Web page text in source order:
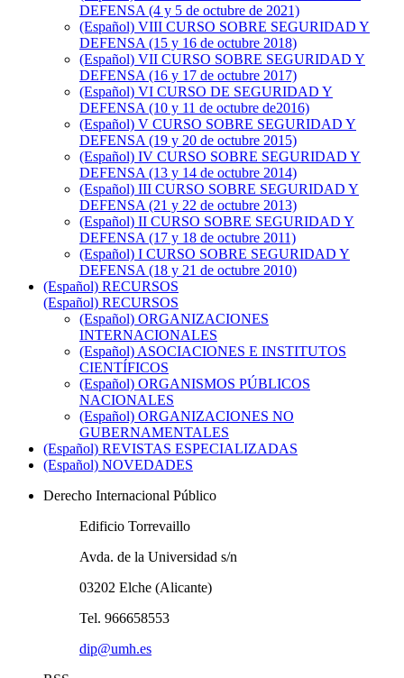
DEFENSA (4 y 5 de octubre de 2021)
(Español) VIII CURSO SOBRE SEGURIDAD Y
DEFENSA (15 y 16 de octubre 2018)
(Español) VII CURSO SOBRE SEGURIDAD Y
DEFENSA (16 y 17 de octubre 2017)
(Español) VI CURSO DE SEGURIDAD Y
DEFENSA (10 y 11 de octubre de2016)
(Español) V CURSO SOBRE SEGURIDAD Y
DEFENSA (19 y 20 de octubre 2015)
(Español) IV CURSO SOBRE SEGURIDAD Y
DEFENSA (13 y 14 de octubre 2014)
(Español) III CURSO SOBRE SEGURIDAD Y
DEFENSA (21 y 22 de octubre 2013)
(Español) II CURSO SOBRE SEGURIDAD Y
DEFENSA (17 y 18 de octubre 2011)
(Español) I CURSO SOBRE SEGURIDAD Y
DEFENSA (18 y 21 de octubre 2010)
(Español) RECURSOS
(Español) RECURSOS
(Español) ORGANIZACIONES
INTERNACIONALES
(Español) ASOCIACIONES E INSTITUTOS
CIENTÍFICOS
(Español) ORGANISMOS PÚBLICOS
NACIONALES
(Español) ORGANIZACIONES NO
GUBERNAMENTALES
(Español) REVISTAS ESPECIALIZADAS
(Español) NOVEDADES
Derecho Internacional Público
Edificio Torrevaillo
Avda. de la Universidad s/n
03202 Elche (Alicante)
Tel. 966658553
dip@umh.es